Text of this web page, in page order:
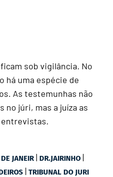
sob vigilância. No
há uma espécie de
As testemunhas não
no júri, mas a juíza as
JANEIR | DR.JAIRINHO |
|TRIBUNAL DO JURI